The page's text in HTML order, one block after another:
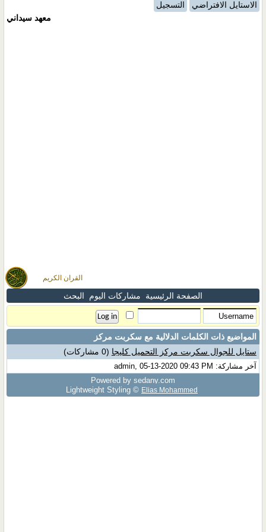
القران الكريم
الاستايل الافتراضي
التسجيل
معهد سيداني
الصفحة الرئيسية مشاركات اليوم البحث
المواضيع ذات الكلمات الدلالية مع سكربت مركز
ستايل للجوال سكربت مركز التحميل كليجا (0 مشاركات)
آخر مشاركة: admin, 05-13-2020 09:43 PM
Powered by sedany.com
Lightweight Styling © Elias Mohammed